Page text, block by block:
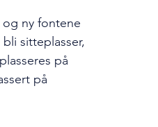
ny fontene
sitteplasser,
på
på